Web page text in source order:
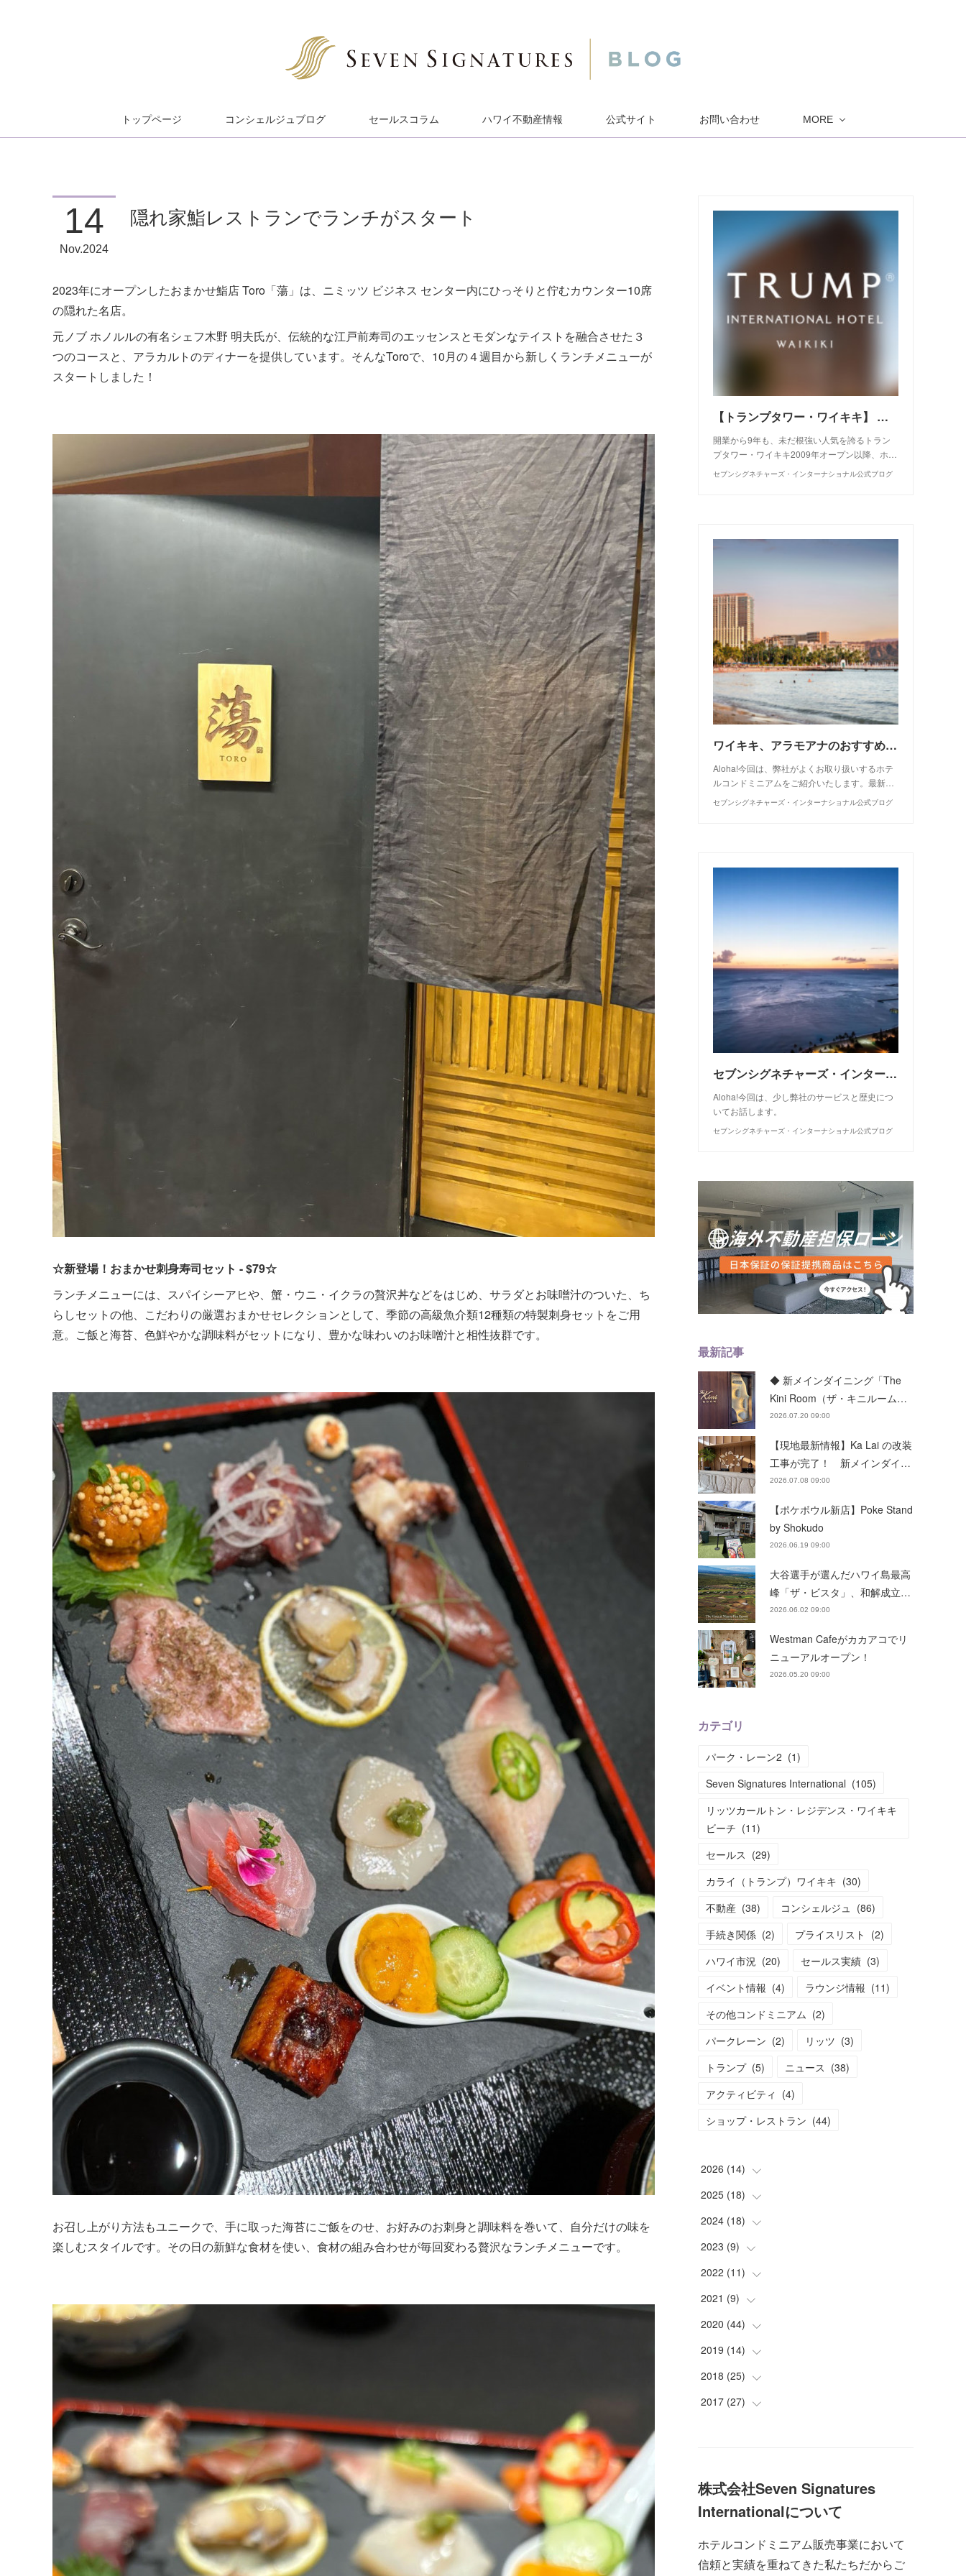
トップページ コンシェルジュブログ セールスコラム ハワイ不動産情報 公式サイト お問い合わせ MORE
14
Nov 2024
隠れ家鮨レストランでランチがスタート
2023年にオープンしたおまかせ鮨店 Toro「蕩」は、ニミッツ ビジネス センター内にひっそりと佇むカウンター10席
の隠れた名店。
元ノブ ホノルルの有名シェフ木野 明夫氏が、伝統的な江戸前寿司のエッセンスとモダンなテイストを融合させた３
つのコースと、アラカルトのディナーを提供しています。そんなToroで、10月の４週目から新しくランチメニューが
スタートしました！
☆新登場！おまかせ刺身寿司セット - $79☆
ランチメニューには、スパイシーアヒや、蟹・ウニ・イクラの贅沢丼などをはじめ、サラダとお味噌汁のついた、ち
らしセットの他、こだわりの厳選おまかせセレクションとして、季節の高級魚介類12種類の特製刺身セットをご用
意。ご飯と海苔、色鮮やかな調味料がセットになり、豊かな味わいのお味噌汁と相性抜群です。
お召し上がり方法もユニークで、手に取った海苔にご飯をのせ、お好みのお刺身と調味料を巻いて、自分だけの味を
楽しむスタイルです。その日の新鮮な食材を使い、食材の組み合わせが毎回変わる贅沢なランチメニューです。
【トランプタワー・ワイキキ】 五つ星ホテルを所有する贅沢
開業から9年も、未だ根強い人気を誇るトラン
プタワー・ワイキキ2009年オープン以降、ホ…
セブンシグネチャーズ・インターナショナル公式ブログ
ワイキキ、アラモアナのおすすめ物件一覧
Aloha!今回は、弊社がよくお取り扱いするホテ
ルコンドミニアムをご紹介いたします。最新…
セブンシグネチャーズ・インターナショナル公式ブログ
セブンシグネチャーズ・インターナショナルについて
Aloha!今回は、少し弊社のサービスと歴史につ
いてお話します。
セブンシグネチャーズ・インターナショナル公式ブログ
最新記事
◆ 新メインダイニング「The
Kini Room（ザ・キニルーム…
2026.07.20 09:00
【現地最新情報】Ka Lai の改装
工事が完了！ 新メインダイ…
2026.07.08 09:00
【ポケボウル新店】Poke Stand
by Shokudo
2026.06.19 09:00
大谷選手が選んだハワイ島最高
峰「ザ・ビスタ」、和解成立…
2026.06.02 09:00
Westman Cafeがカカアコでリ
ニューアルオープン！
2026.05.20 09:00
カテゴリ
パーク・レーン2 (1)
Seven Signatures International (105)
リッツカールトン・レジデンス・ワイキキ
ビーチ (11)
セールス (29)
カライ（トランプ）ワイキキ (30)
不動産 (38) コンシェルジュ (86)
手続き関係 (2) プライスリスト (2)
ハワイ市況 (20) セールス実績 (3)
イベント情報 (4) ラウンジ情報 (11)
その他コンドミニアム (2)
パークレーン (2) リッツ (3)
トランプ (5) ニュース (38)
アクティビティ (4)
ショップ・レストラン (44)
2026 (14)
(2)
(2)
(2
( 2)
(2
( 2)
( 2)
2025 (18)
(2)
(2
( 2)
(2
(2)
( 3)
(2)
(1)
2024 (18)
(2
( 2)
(2
(2)
( 2)
(3)
(1)
2023 (9)
( 2)
(2
(1)
( 1)
(3)
2022 (11)
(2
(1)
(2)
(1)
(2)
2021 (9)
(1)
(1)
(2)
(1)
(1 )
2020 (44)
(1)
(3)
(5)
(2 )
(10)
2019 (14)
(1)
(1)
2 )
(1 )
2018 (25)
(1)
(1 )
2017 (27)
株式会社Seven Signatures
Internationalについて
ホテルコンドミニアム販売事業において
信頼と実績を重ねてきた私たちだからご